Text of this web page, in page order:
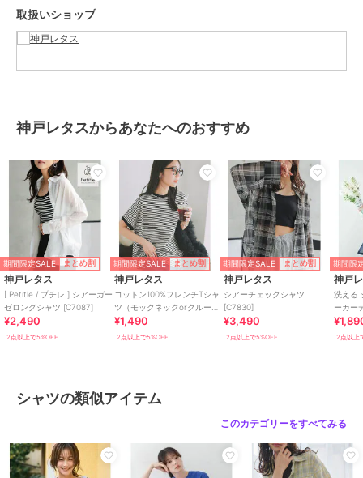
ラー オフホワイト、ベーシックシ
ドカラー オフホワイト、ボリュー
ー、ボリューミーバンドカラー グ
リーン
サイズ フリー
素材
ポリエステル80% 綿20%
商品のお取り扱い方法
特徴
トップス
綿・コットン素材/ポリエステル
素材/ 無地/長袖/レギュラー
カラー
レギュラー丈(トップス)
/チュニック丈（トップス）
綿・コットン素材
素材
/無地
レギュラー丈(トップス)
原産国 バングラデシュ製
取扱いショップ
神戸レタスからあなたへのおすすめ
期間限定SALE まとめ割
神戸レタス
[ Petitle / プチレ ] シアーガー
ゼロングシャツ [C7087]
¥2,490
2点以上で5%OFF
期間限定SALE まとめ割
神戸レタス
コットン100%フレンチTシャ
ツ（モックネックorクルーネ
ック） [C4819]
¥1,490
2点以上で5%OFF
期間限定SALE まとめ割
神戸レタス
シアーチェックシャツ
[C7830]
¥3,490
2点以上で5%OFF
期間限
神戸
洗える
ーカー
ミディ
2点以上
シャツの類似アイテム
このカテゴリーをすべてみる